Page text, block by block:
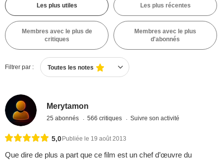
Les plus utiles Les plus récentes
Membres avec le plus de
critiques
Membres avec le plus
d'abonnés
Filtrer par : Toutes les notes
Merytamon
25 abonnés 566 critiques Suivre son activité
5,0 Publiée le 19 août 2013
Que dire de plus a part que ce film est un chef d’œuvre du